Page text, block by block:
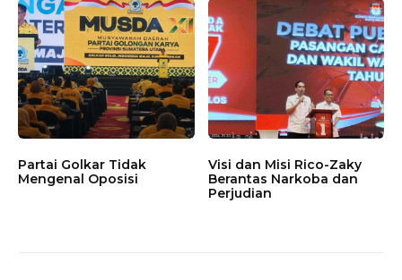
Partai Golkar Tidak
Mengenal Oposisi
Visi dan Misi Rico-Zaky
Berantas Narkoba dan
Perjudian